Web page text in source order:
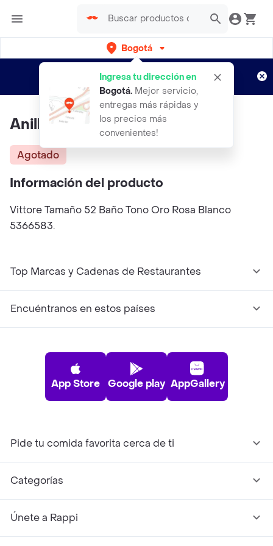
Bogotá
Ingresa tu dirección en
Bogotá. Mejor servicio,
entregas más rápidas y
los precios más
convenientes!
envíos gratis por semanas
Aplican TyC
Anillo 5366583 Swarovski
Agotado
Información del producto
Vittore Tamaño 52 Baño Tono Oro Rosa Blanco
5366583.
Top Marcas y Cadenas de Restaurantes
Encuéntranos en estos países
App Store Google play AppGallery
Pide tu comida favorita cerca de ti
Categorías
Únete a Rappi